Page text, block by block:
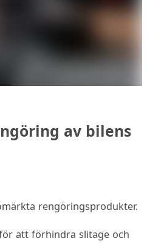
av bilens
rengöringsprodukter.
att förhindra slitage och